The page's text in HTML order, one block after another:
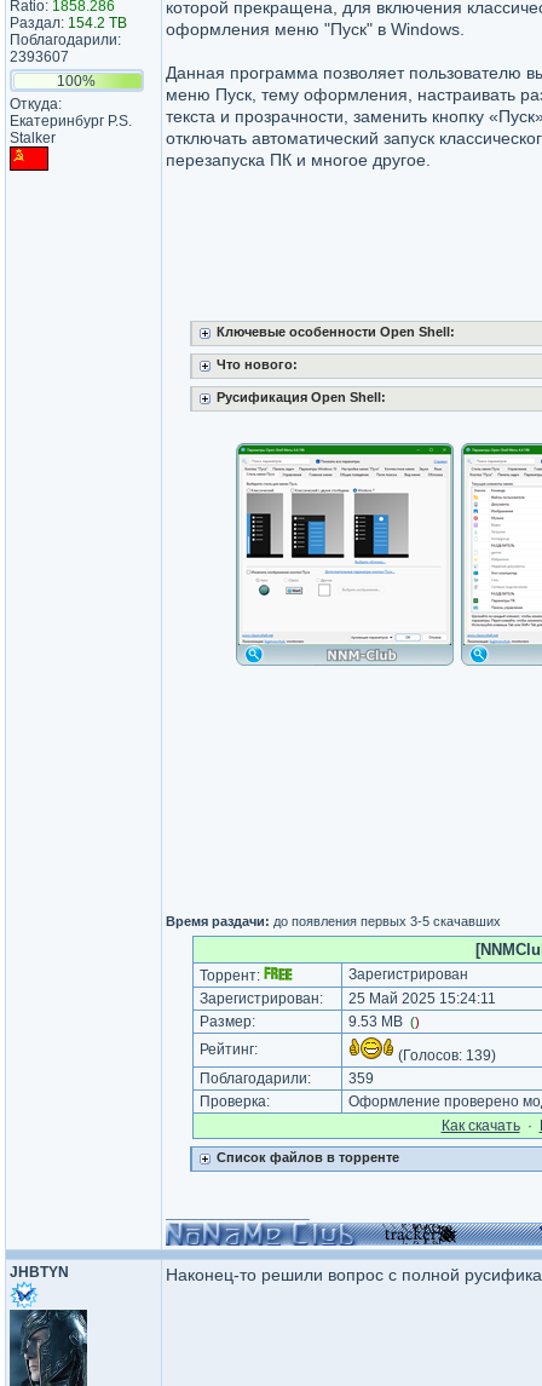
Ratio: 1858.286
Раздал: 154.2 TB
Поблагодарили:
2393607
100%
Откуда:
Екатеринбург P.S.
Stalker
которой прекращена, для включения
оформления меню "Пуск" в Windows.
Данная программа позволяет пользователю
меню Пуск, тему оформления, настраивать
текста и прозрачности, заменить кнопку
отключать автоматический запуск
перезапуска ПК и многое другое.
Ключевые особенности Open Shell:
Что нового:
Русификация Open Shell:
Время раздачи: до появления первых 3-5 скачавших
Торрент:
Зарегистрирован
Зарегистрирован:
25 Май 2025 15:24:11
Размер:
9.53 MB ()
Рейтинг: (Голосов: 139)
Поблагодарили:
359
Проверка:
Оформление проверено
Как cкачать·
Список файлов в торренте
JHBTYN Наконец-то решили вопрос с полной